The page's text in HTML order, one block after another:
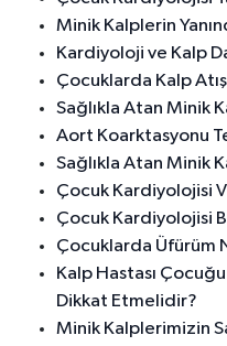
Minik Kalplerin
Kardiyoloji ve Kalp
Çocuklarda Kalp
Sağlıkla Atan Minik
Aort Koarktasyonu
Sağlıkla Atan Minik
Çocuk Kardiyolojisi
Çocuk Kardiyolojisi
Çocuklarda Üfürüm
Kalp Hastası
Dikkat Etmelidir?
Minik Kalplerimizin